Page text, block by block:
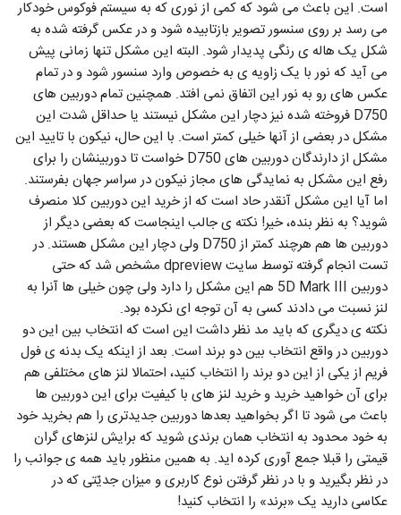
است. این باعث می شود که کمی از نوری که به سیستم فوکوس خودکار
می رسد بر روی سنسور تصویر بازتابیده شود و در عکس گرفته شده به
شکل یک هاله ی رنگی پدیدار شود. البته این مشکل تنها زمانی پیش
می آید که نور با یک زاویه ی به خصوص وارد سنسور شود و در تمام
عکس های رو به نور این اتفاق نمی افتد. همچنین تمام دوربین های
D750 فروخته شده نیز دچار این مشکل نیستند یا حداقل شدت این
مشکل در بعضی از آنها خیلی کمتر است. با این حال، نیکون با تایید این
مشکل از دارندگان دوربین های D750 خواست تا دوربینشان را برای
رفع این مشکل به نمایدگی های مجاز نیکون در سراسر جهان بفرستند.
اما آیا این مشکل آنقدر حاد است که از خرید این دوربین کلا منصرف
شوید؟ به نظر بنده، خیر! نکته ی جالب اینجاست که بعضی دیگر از
دوربین ها هم هرچند کمتر از D750 ولی دچار این مشکل هستند. در
تست انجام گرفته توسط سایت dpreview مشخص شد که حتی
دوربین 5D Mark III هم این مشکل را دارد ولی چون خیلی ها آنرا به
لنز نسبت می دادند کسی به آن توجه ای نکرده بود.
نکته ی دیگری که باید مد نظر داشت این است که انتخاب بین این دو
دوربین در واقع انتخاب بین دو برند است. بعد از اینکه یک بدنه ی فول
فریم از یکی از این دو برند را انتخاب کنید، احتمالا لنز های مختلفی هم
برای آن خواهید خرید و خرید لنز های با کیفیت برای این دوربین ها
باعث می شود تا اگر بخواهید بعدها دوربین جدیدتری را هم بخرید خود
به خود محدود به انتخاب همان برندی شوید که برایش لنزهای گران
قیمتی را قبلا جمع آوری کرده اید. به همین منظور باید همه ی جوانب را
در نظر بگیرید و با در نظر گرفتن نوع کاربری و میزان جدیّتی که در
عکاسی دارید یک «برند» را انتخاب کنید!